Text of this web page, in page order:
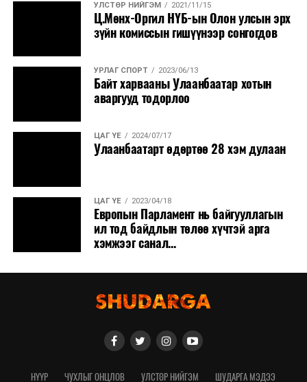
УЛСТӨР НИЙГЭМ 2021/11/15
Ц.Мөнх-Оргил НҮБ-ын Олон улсын эрх
зүйн комиссын гишүүнээр сонгогдов
УРЛАГ СПОРТ 2023/06/13
Байт харвааны Улаанбаатар хотын
аваргууд тодорлоо
ЦАГ ҮЕ 2024/07/17
Улаанбаатарт өдөртөө 28 хэм дулаан
ЦАГ ҮЕ 2023/04/18
Европын Парламент нь байгууллагын
ил тод байдлын төлөө хүчтэй арга
хэмжээг санал...
НҮҮР ЧУХЛЫГ ОНЦЛОВ УЛСТӨР НИЙГЭМ ШУДАРГА МЭДЭЭ